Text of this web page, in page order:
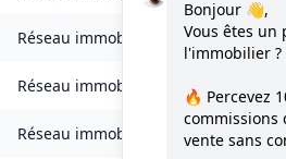
Réseau immobilier Guichen (35580)
Réseau immobilier Guignen
Réseau immobilier Guipel(35440)
Bonjour 👋,
Vous êtes un
l'immobilier ?
🔥 Percevez
commissions
vente sans